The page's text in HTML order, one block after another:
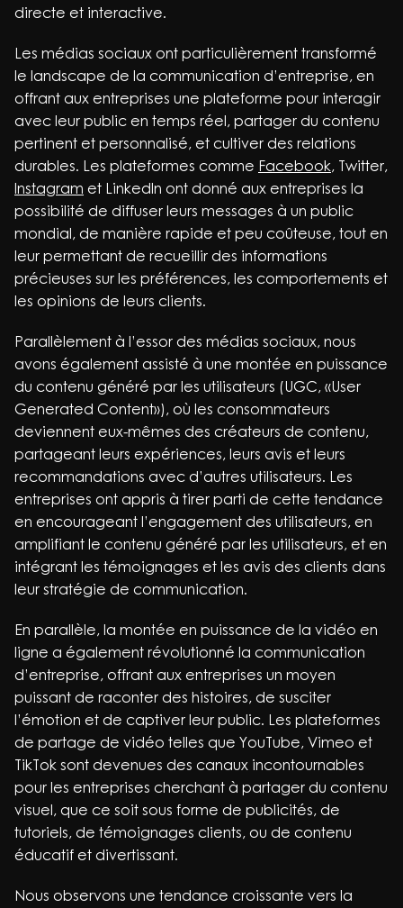
directe et interactive.
Les médias sociaux ont particulièrement transformé
le landscape de la communication d’entreprise, en
offrant aux entreprises une plateforme pour interagir
avec leur public en temps réel, partager du contenu
pertinent et personnalisé, et cultiver des relations
durables. Les plateformes comme Facebook, Twitter,
Instagram et LinkedIn ont donné aux entreprises la
possibilité de diffuser leurs messages à un public
mondial, de manière rapide et peu coûteuse, tout en
leur permettant de recueillir des informations
précieuses sur les préférences, les comportements et
les opinions de leurs clients.
Parallèlement à l’essor des médias sociaux, nous
avons également assisté à une montée en puissance
du contenu généré par les utilisateurs (UGC, «User
Generated Content»), où les consommateurs
deviennent eux-mêmes des créateurs de contenu,
partageant leurs expériences, leurs avis et leurs
recommandations avec d’autres utilisateurs. Les
entreprises ont appris à tirer parti de cette tendance
en encourageant l’engagement des utilisateurs, en
amplifiant le contenu généré par les utilisateurs, et en
intégrant les témoignages et les avis des clients dans
leur stratégie de communication.
En parallèle, la montée en puissance de la vidéo en
ligne a également révolutionné la communication
d’entreprise, offrant aux entreprises un moyen
puissant de raconter des histoires, de susciter
l’émotion et de captiver leur public. Les plateformes
de partage de vidéo telles que YouTube, Vimeo et
TikTok sont devenues des canaux incontournables
pour les entreprises cherchant à partager du contenu
visuel, que ce soit sous forme de publicités, de
tutoriels, de témoignages clients, ou de contenu
éducatif et divertissant.
Nous observons une tendance croissante vers la